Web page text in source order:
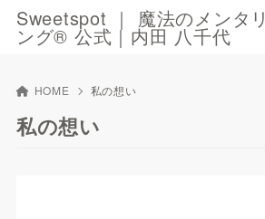
Sweetspot ｜ 魔法のメンタリ
ング®︎ 公式｜内田 八千代
HOME 私の想い
私の想い